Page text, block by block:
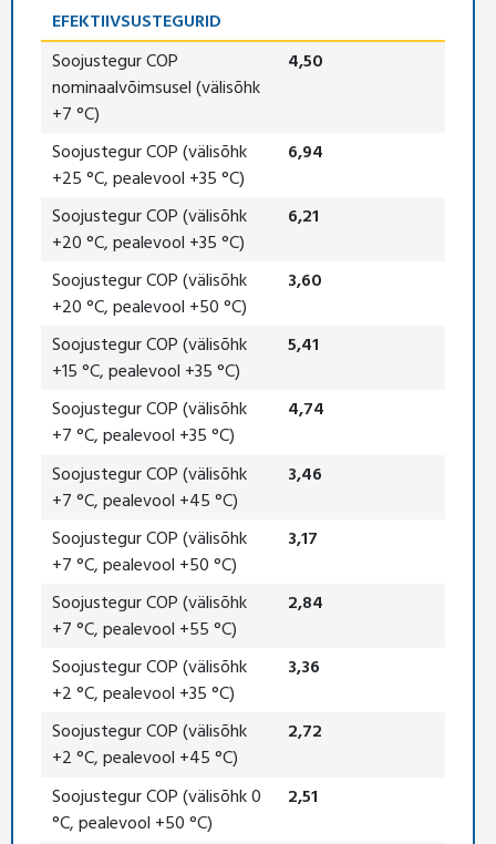
EFEKTIIVSUSTEGURID
Soojustegur COP
nominaalvõimsusel (välisõhk
+7 °C)
4,50
Soojustegur COP (välisõhk
+25 °C, pealevool +35 °C)
6,94
Soojustegur COP (välisõhk
+20 °C, pealevool +35 °C)
6,21
Soojustegur COP (välisõhk
+20 °C, pealevool +50 °C)
3,60
Soojustegur COP (välisõhk
+15 °C, pealevool +35 °C)
5,41
Soojustegur COP (välisõhk
+7 °C, pealevool +35 °C)
4,74
Soojustegur COP (välisõhk
+7 °C, pealevool +45 °C)
3,46
Soojustegur COP (välisõhk
+7 °C, pealevool +50 °C)
3,17
Soojustegur COP (välisõhk
+7 °C, pealevool +55 °C)
2,84
Soojustegur COP (välisõhk
+2 °C, pealevool +35 °C)
3,36
Soojustegur COP (välisõhk
+2 °C, pealevool +45 °C)
2,72
Soojustegur COP (välisõhk 0
°C, pealevool +50 °C)
2,51